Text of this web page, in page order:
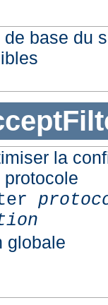
base du
la
globale